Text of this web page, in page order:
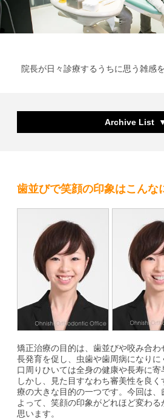
院長が日々診療するうちに思う雑感
Archive List
歯並びで笑顔の印象はこんな
矯正治療の目的は、歯並びや咬み合
長発育を促し、虫歯や歯周病になり
口周りひいては全身の健康や長寿に寄
しかし、見た目すなわち審美性を良
療の大きな目的の一つです。今回は、
よって、笑顔の印象がどれほど変わる
思います。